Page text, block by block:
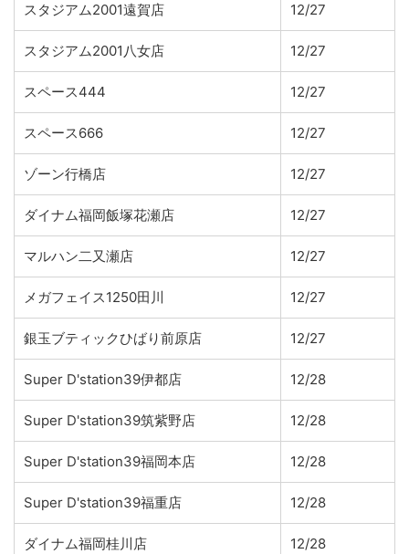
スタジアム2001遠賀店 12/27
スタジアム2001八女店 12/27
スペース444 12/27
スペース666 12/27
ゾーン行橋店 12/27
ダイナム福岡飯塚花瀬店 12/27
マルハン二又瀬店 12/27
メガフェイス1250田川 12/27
銀玉ブティックひばり前原店 12/27
Super D'station39伊都店 12/28
Super D'station39筑紫野店 12/28
Super D'station39福岡本店 12/28
Super D'station39福重店 12/28
ダイナム福岡桂川店 12/28